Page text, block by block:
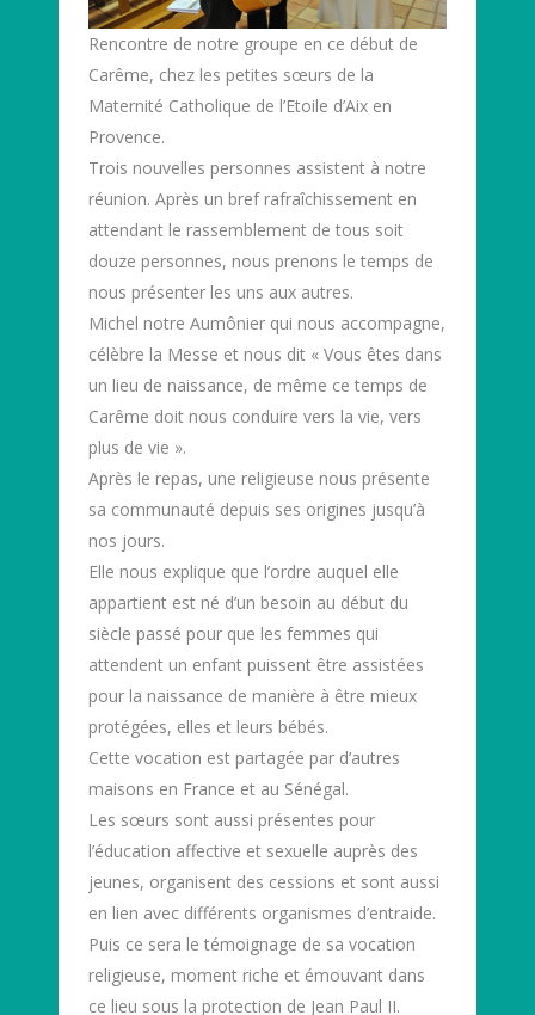
Rencontre de notre groupe en ce début de
Carême, chez les petites sœurs de la
Maternité Catholique de l’Etoile d’Aix en
Provence.
Trois nouvelles personnes assistent à notre
réunion. Après un bref rafraîchissement en
attendant le rassemblement de tous soit
douze personnes, nous prenons le temps de
nous présenter les uns aux autres.
Michel notre Aumônier qui nous accompagne,
célèbre la Messe et nous dit « Vous êtes dans
un lieu de naissance, de même ce temps de
Carême doit nous conduire vers la vie, vers
plus de vie ».
Après le repas, une religieuse nous présente
sa communauté depuis ses origines jusqu’à
nos jours.
Elle nous explique que l’ordre auquel elle
appartient est né d’un besoin au début du
siècle passé pour que les femmes qui
attendent un enfant puissent être assistées
pour la naissance de manière à être mieux
protégées, elles et leurs bébés.
Cette vocation est partagée par d’autres
maisons en France et au Sénégal.
Les sœurs sont aussi présentes pour
l’éducation affective et sexuelle auprès des
jeunes, organisent des cessions et sont aussi
en lien avec différents organismes d’entraide.
Puis ce sera le témoignage de sa vocation
religieuse, moment riche et émouvant dans
ce lieu sous la protection de Jean Paul II.